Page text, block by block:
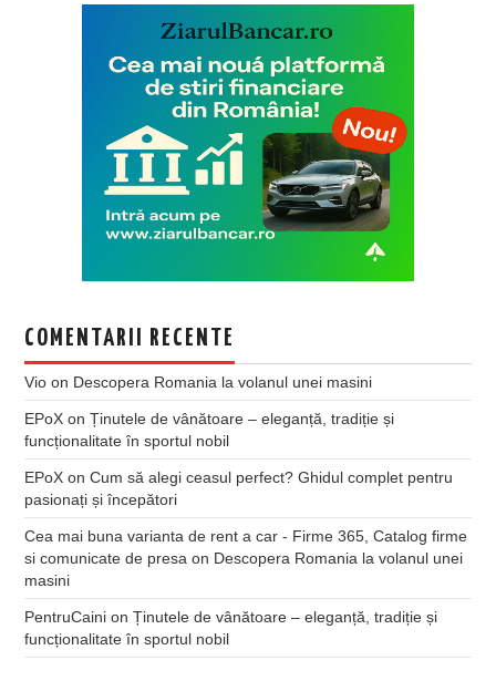
COMENTARII RECENTE
Vio on Descopera Romania la volanul unei masini
EPoX onȚinutele de vânătoare – eleganță, tradiție și
funcționalitate în sportul nobil
EPoX onCum să alegi ceasul perfect? Ghidul complet pentru
pasionați și începători
Cea mai buna varianta de rent a car - Firme 365, Catalog firme
si comunicate de presa on Descopera Romania la volanul unei
masini
PentruCaini onȚinutele de vânătoare – eleganță, tradiție și
funcționalitate în sportul nobil